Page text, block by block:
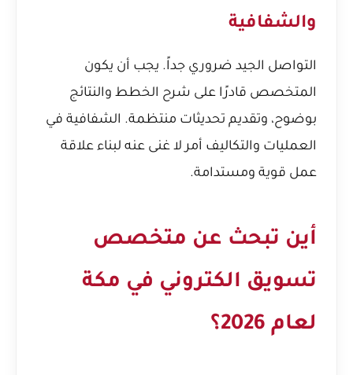
والشفافية
التواصل الجيد ضروري جداً. يجب أن يكون
المتخصص قادرًا على شرح الخطط والنتائج
بوضوح، وتقديم تحديثات منتظمة. الشفافية في
العمليات والتكاليف أمر لا غنى عنه لبناء علاقة
عمل قوية ومستدامة.
أين تبحث عن متخصص
تسويق الكتروني في مكة
لعام 2026؟